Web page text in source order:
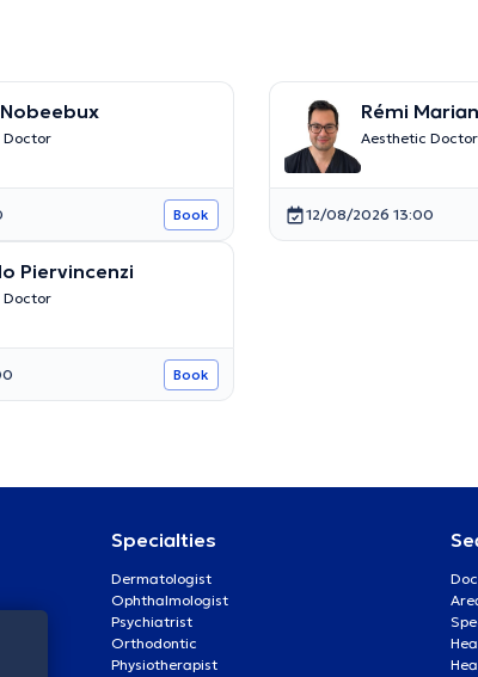
Doctor
Book
Rémi
Aesthetic Doctor
12/08/2026 13:00
Piervincenzi
Doctor
Book
Specialties
Dermatologist
Ophthalmologist
Psychiatrist
Orthodontic
Physiotherapist